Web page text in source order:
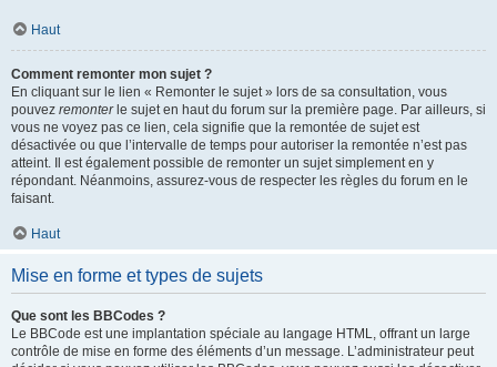
Haut
Comment remonter mon sujet ?
En cliquant sur le lien « Remonter le sujet » lors de sa consultation, vous
pouvez remonterle sujet en haut du forum sur la première page. Par ailleurs, si
vous ne voyez pas ce lien, cela signifie que la remontée de sujet est
désactivée ou que l’intervalle de temps pour autoriser la remontée n’est pas
atteint. Il est également possible de remonter un sujet simplement en y
répondant. Néanmoins, assurez-vous de respecter les règles du forum en le
faisant.
Haut
Mise en forme et types de sujets
Que sont les BBCodes ?
Le BBCode est une implantation spéciale au langage HTML, offrant un large
contrôle de mise en forme des éléments d’un message. L’administrateur peut